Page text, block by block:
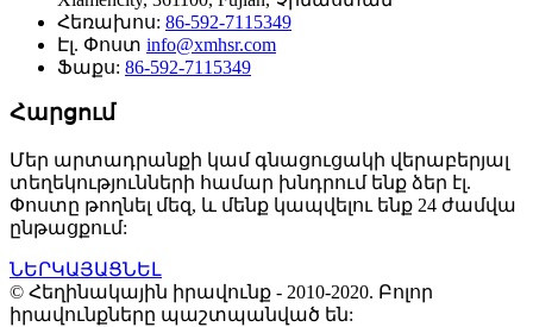
Հեռախոս: 86-592-7115349
Էլ. Փոստ info@xmhsr.com
Ֆաքս: 86-592-7115349
Հարցում
Մեր արտադրանքի կամ գնացուցակի վերաբերյալ
տեղեկությունների համար խնդրում ենք ձեր էլ.
Փոստը թողնել մեզ, և մենք կապվելու ենք 24 ժամվա
ընթացքում:
ՆԵՐԿԱՅԱՑՆԵԼ
© Հեղինակային իրավունք - 2010-2020. Բոլոր
իրավունքները պաշտպանված են: